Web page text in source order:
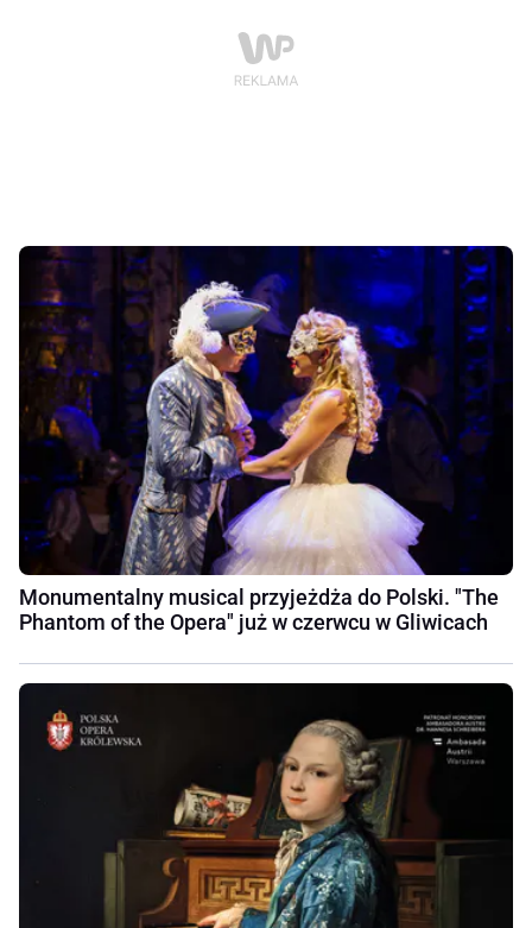
Monumentalny musical przyjeżdża do Polski. "The
Phantom of the Opera" już w czerwcu w Gliwicach